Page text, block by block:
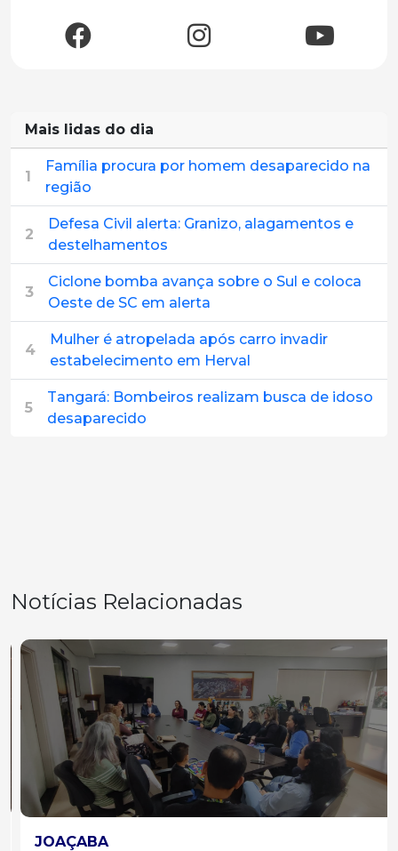
Mais lidas do dia
1
Família procura por homem desaparecido na
região
2
Defesa Civil alerta: Granizo, alagamentos e
destelhamentos
3
Ciclone bomba avança sobre o Sul e coloca
Oeste de SC em alerta
4
Mulher é atropelada após carro invadir
estabelecimento em Herval
5
Tangará: Bombeiros realizam busca de idoso
desaparecido
Notícias Relacionadas
JOAÇABA